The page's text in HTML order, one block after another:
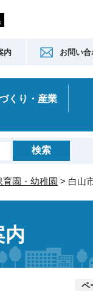
内 お問い合
くり・産業
園・幼稚園 > 白山
内
ペ